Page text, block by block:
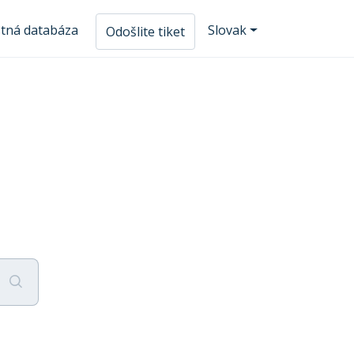
databáza Odošlite tiket Slovak